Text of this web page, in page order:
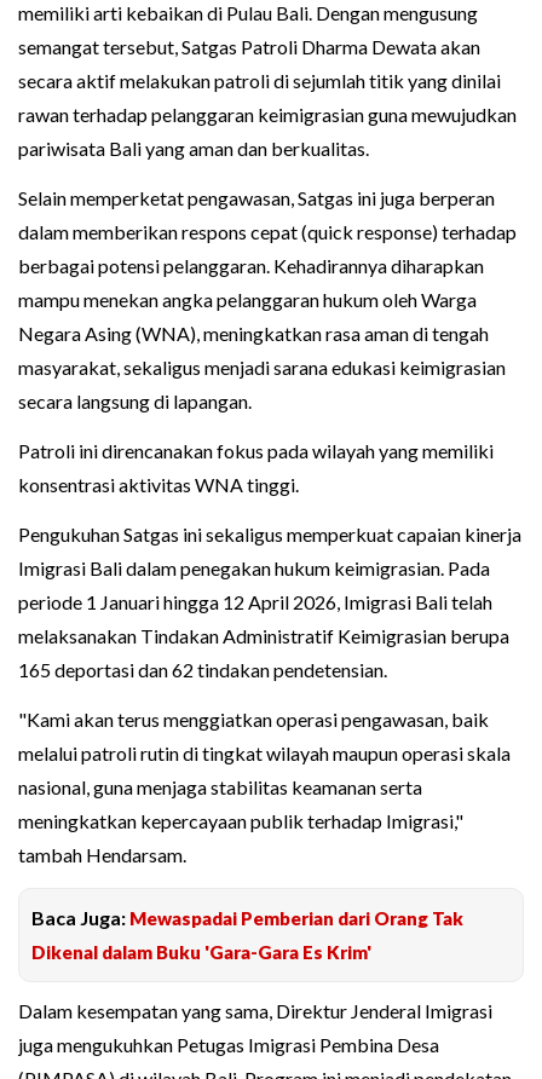
memiliki arti kebaikan di Pulau Bali. Dengan mengusung
semangat tersebut, Satgas Patroli Dharma Dewata akan
secara aktif melakukan patroli di sejumlah titik yang dinilai
rawan terhadap pelanggaran keimigrasian guna mewujudkan
pariwisata Bali yang aman dan berkualitas.
Selain memperketat pengawasan, Satgas ini juga berperan
dalam memberikan respons cepat (quick response) terhadap
berbagai potensi pelanggaran. Kehadirannya diharapkan
mampu menekan angka pelanggaran hukum oleh Warga
Negara Asing (WNA), meningkatkan rasa aman di tengah
masyarakat, sekaligus menjadi sarana edukasi keimigrasian
secara langsung di lapangan.
Patroli ini direncanakan fokus pada wilayah yang memiliki
konsentrasi aktivitas WNA tinggi.
Pengukuhan Satgas ini sekaligus memperkuat capaian kinerja
Imigrasi Bali dalam penegakan hukum keimigrasian. Pada
periode 1 Januari hingga 12 April 2026, Imigrasi Bali telah
melaksanakan Tindakan Administratif Keimigrasian berupa
165 deportasi dan 62 tindakan pendetensian.
"Kami akan terus menggiatkan operasi pengawasan, baik
melalui patroli rutin di tingkat wilayah maupun operasi skala
nasional, guna menjaga stabilitas keamanan serta
meningkatkan kepercayaan publik terhadap Imigrasi,"
tambah Hendarsam.
Baca Juga: Mewaspadai Pemberian dari Orang Tak
Dikenal dalam Buku 'Gara-Gara Es Krim'
Dalam kesempatan yang sama, Direktur Jenderal Imigrasi
juga mengukuhkan Petugas Imigrasi Pembina Desa